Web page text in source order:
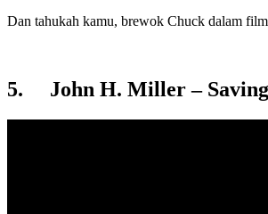
Dan tahukah kamu, brewok Chuck dalam
5. John H. Miller – Saving